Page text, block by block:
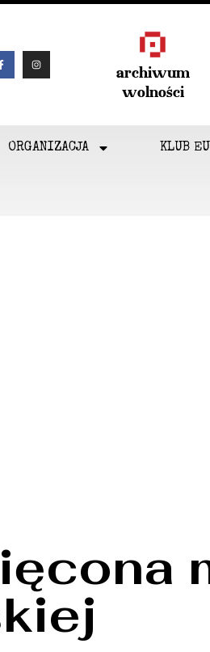
archiwum
wolności
ORGANIZACJA KLUB